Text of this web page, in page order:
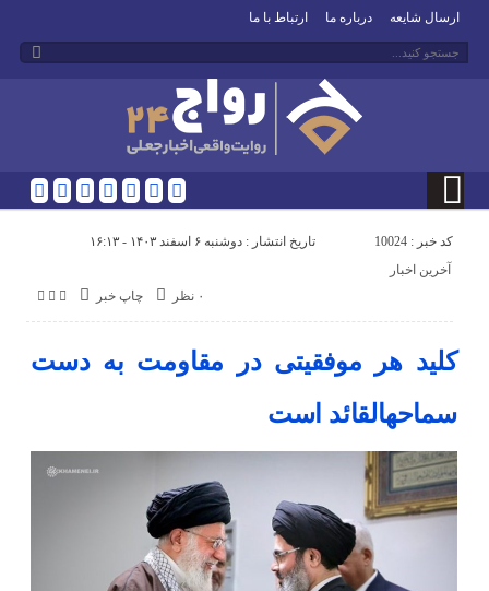
ارسال شایعه درباره ما ارتباط با ما
کد خبر : 10024 تاریخ انتشار : دوشنبه ۶ اسفند ۱۴۰۳ - ۱۶:۱۳
چاپ خبر ۰ نظر
آخرین اخبار
کلید هر موفقیتی در مقاومت به دست
سماحهالقائد است